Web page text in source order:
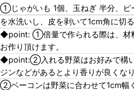
①じゃがいも 1個、玉ねぎ 半分、ピ
を水洗いし、皮を剥いて1cm角に切る
◆point: ①倍量で作られる際は、材
お作り頂けます。
◆point:②入れる野菜はお好みで構
ジンなどがあるとより香りが良くな
②ベーコンは野菜に合わせて1cm幅